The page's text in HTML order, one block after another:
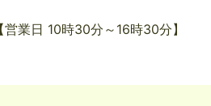
業日 10時30分～16時30分】